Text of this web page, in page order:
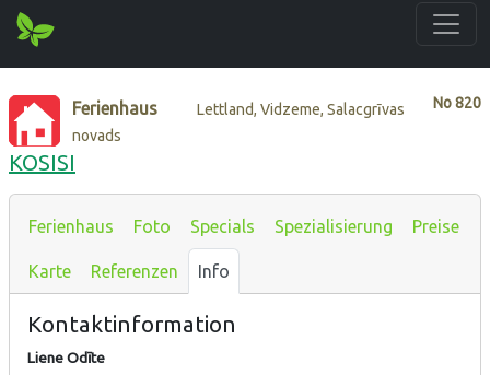
No820
Ferienhaus
Lettland, Vidzeme, Salacgrīvas
novads
KOSISI
Ferienhaus Foto Specials Spezialisierung Preise
Karte Referenzen Info
Kontaktinformation
Liene Odīte